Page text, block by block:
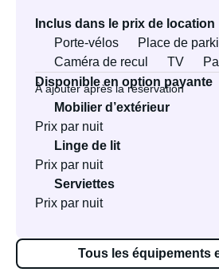
Inclus dans le prix de location
Porte-vélos
Place de
Caméra de recul
TV
Disponible en option payante
À ajouter après la réservation
Mobilier d’extérieur
Prix par nuit
Linge de lit
Prix par nuit
Serviettes
Prix par nuit
Tous les équipements